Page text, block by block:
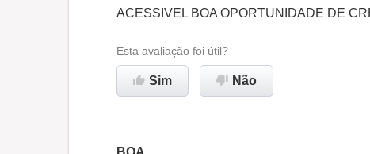
Oportunidade de promoção
Ambiente de trabalho
Recomenda esta empresa
ACESSIVEL BOA OPORTUNIDADE DE
Esta avaliação foi útil?
Sim Não